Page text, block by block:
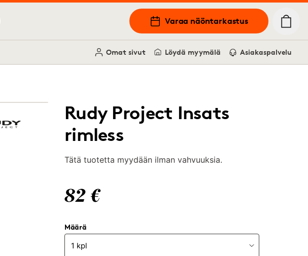
Varaa näöntarkastus
Omat sivut Löydä myymälä Asiakaspalvelu
Rudy Project Insats
rimless
Tätä tuotetta myydään ilman vahvuuksia.
82 €
Määrä